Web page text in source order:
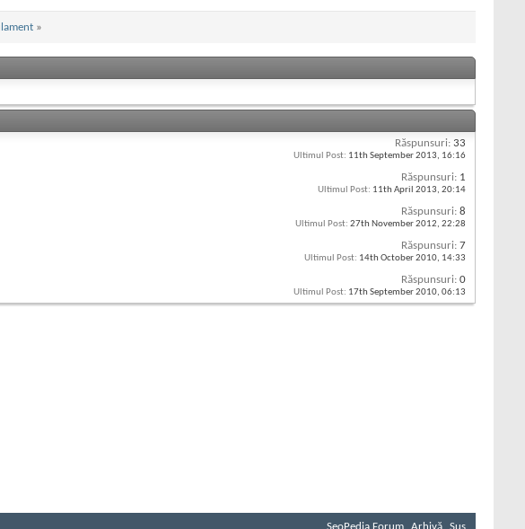
»
Răspunsuri: 33
Ultimul Post: 11th September 2013, 16:16
Răspunsuri: 1
Ultimul Post: 11th April 2013, 20:14
Răspunsuri: 8
Ultimul Post: 27th November 2012, 22:28
Răspunsuri: 7
Ultimul Post: 14th October 2010, 14:33
Răspunsuri: 0
Ultimul Post: 17th September 2010, 06:13
SeoPedia Forum Arhivă Sus